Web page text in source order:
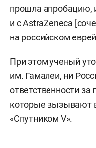
прошла апробацию,
и с AstraZenecа
на российском
При этом ученый
им. Гамалеи, ни
ответственности
которые вызывают
«Спутником V».